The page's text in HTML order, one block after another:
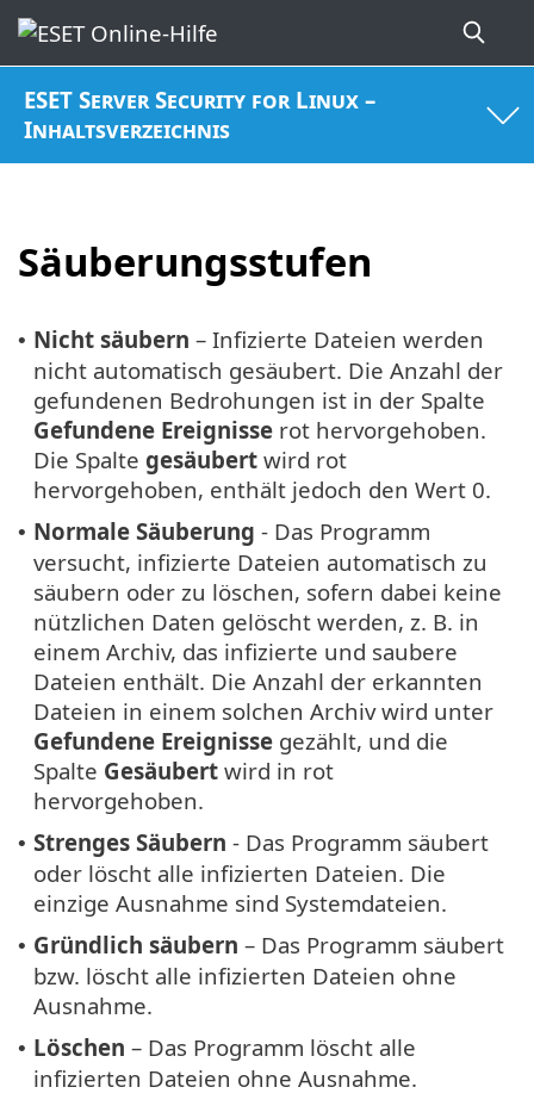
ESET Server Security for Linux –
Inhaltsverzeichnis
Säuberungsstufen
• Nicht säubern – Infizierte Dateien werden
nicht automatisch gesäubert. Die Anzahl der
gefundenen Bedrohungen ist in der Spalte
Gefundene Ereignisse rot hervorgehoben.
Die Spalte gesäubert wird rot
hervorgehoben, enthält jedoch den Wert 0.
• Normale Säuberung - Das Programm
versucht, infizierte Dateien automatisch zu
säubern oder zu löschen, sofern dabei keine
nützlichen Daten gelöscht werden, z. B. in
einem Archiv, das infizierte und saubere
Dateien enthält. Die Anzahl der erkannten
Dateien in einem solchen Archiv wird unter
Gefundene Ereignisse gezählt, und die
Spalte Gesäubert wird in rot
hervorgehoben.
• Strenges Säubern - Das Programm säubert
oder löscht alle infizierten Dateien. Die
einzige Ausnahme sind Systemdateien.
• Gründlich säubern – Das Programm säubert
bzw. löscht alle infizierten Dateien ohne
Ausnahme.
• Löschen – Das Programm löscht alle
infizierten Dateien ohne Ausnahme.